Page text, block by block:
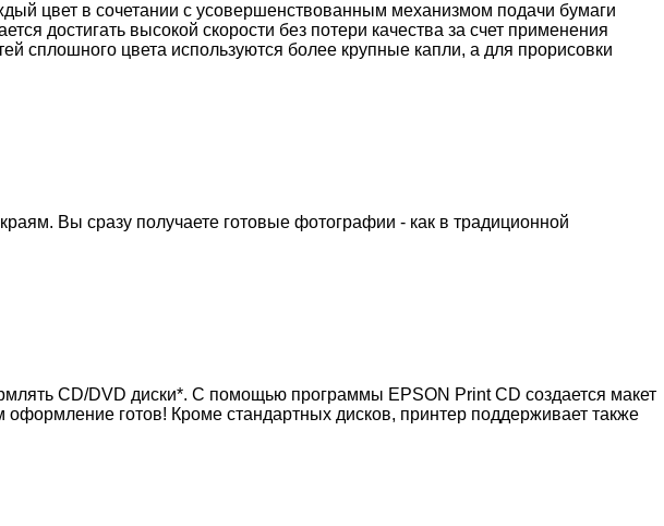
цвет в сочетании с усовершенствованным механизмом подачи бумаги
достигать высокой скорости без потери качества за счет применения
сплошного цвета используются более крупные капли, а для прорисовки
Вы сразу получаете готовые фотографии - как в традиционной
CD/DVD диски*. С помощью программы EPSON Print CD создается макет
оформление готов! Кроме стандартных дисков, принтер поддерживает также